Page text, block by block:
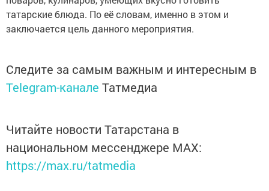
татарские блюда. По её словам, именно в этом и
заключается цель данного мероприятия.
Следите за самым важным и интересным в
Telegram-канале Татмедиа
Читайте новости Татарстана в
национальном мессенджере MАХ:
https://max.ru/tatmedia